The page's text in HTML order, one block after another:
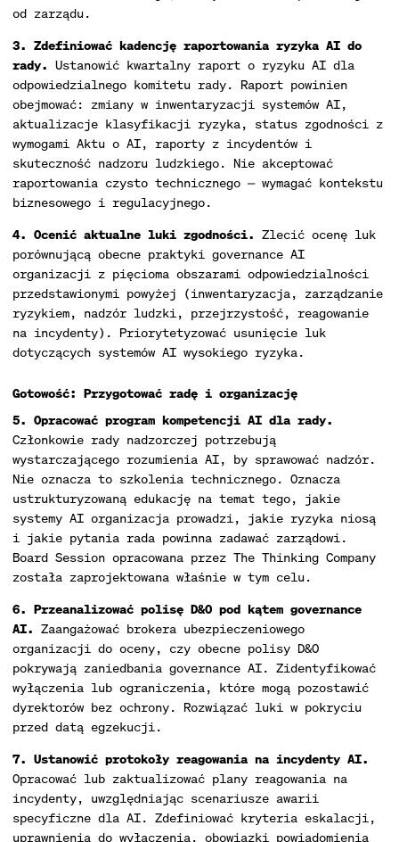
od zarządu.
3. Zdefiniować kadencję raportowania ryzyka AI do
rady. Ustanowić kwartalny raport o ryzyku AI dla
odpowiedzialnego komitetu rady. Raport powinien
obejmować: zmiany w inwentaryzacji systemów AI,
aktualizacje klasyfikacji ryzyka, status zgodności z
wymogami Aktu o AI, raporty z incydentów i
skuteczność nadzoru ludzkiego. Nie akceptować
raportowania czysto technicznego — wymagać kontekstu
biznesowego i regulacyjnego.
4. Ocenić aktualne luki zgodności. Zlecić ocenę luk
porównującą obecne praktyki governance AI
organizacji z pięcioma obszarami odpowiedzialności
przedstawionymi powyżej (inwentaryzacja, zarządzanie
ryzykiem, nadzór ludzki, przejrzystość, reagowanie
na incydenty). Priorytetyzować usunięcie luk
dotyczących systemów AI wysokiego ryzyka.
Gotowość: Przygotować radę i organizację
5. Opracować program kompetencji AI dla rady.
Członkowie rady nadzorczej potrzebują
wystarczającego rozumienia AI, by sprawować nadzór.
Nie oznacza to szkolenia technicznego. Oznacza
ustrukturyzowaną edukację na temat tego, jakie
systemy AI organizacja prowadzi, jakie ryzyka niosą
i jakie pytania rada powinna zadawać zarządowi.
Board Session opracowana przez The Thinking Company
została zaprojektowana właśnie w tym celu.
6. Przeanalizować polisę D&O pod kątem governance
AI. Zaangażować brokera ubezpieczeniowego
organizacji do oceny, czy obecne polisy D&O
pokrywają zaniedbania governance AI. Zidentyfikować
wyłączenia lub ograniczenia, które mogą pozostawić
dyrektorów bez ochrony. Rozwiązać luki w pokryciu
przed datą egzekucji.
7. Ustanowić protokoły reagowania na incydenty AI.
Opracować lub zaktualizować plany reagowania na
incydenty, uwzględniając scenariusze awarii
specyficzne dla AI. Zdefiniować kryteria eskalacji,
uprawnienia do wyłączenia, obowiązki powiadomienia